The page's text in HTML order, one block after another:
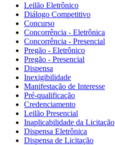
Leilão Eletrônico
Diálogo Competitivo
Concurso
Concorrência - Eletrônica
Concorrência - Presencial
Pregão - Eletrônico
Pregão - Presencial
Dispensa
Inexigibilidade
Manifestação de Interesse
Pré-qualificação
Credenciamento
Leilão Presencial
Inaplicabilidade da Licitação
Dispensa Eletrônica
Dispensa de Licitação